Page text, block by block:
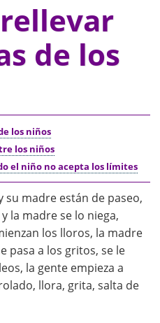
de los
los niños
los niños
el niño no acepta los límites
su madre están de paseo,
la madre se lo niega,
los lloros, la madre
pasa a los gritos, se le
la gente empieza a
llora, grita, salta de